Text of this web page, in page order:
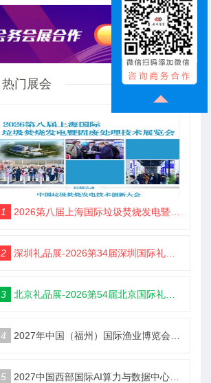
热门展会
1 2026第八届上海国际垃圾焚烧发电暨固废处理技术展览会
2 深圳礼品展-2026第34届深圳国际礼品及家居用品展览会
3 北京礼品展-2026第54届北京国际礼品、赠品及家庭用品展览会
4 2027年中国（福州）国际渔业博览会|福州渔博会
5 2027中国西部国际AI算力与数据中心液冷产业展览会